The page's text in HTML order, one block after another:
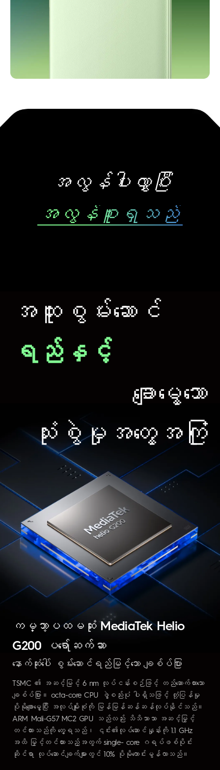
အလွန်ပါးလွှာပြီး
အလွန်စူးရှသည်
အထူးစွမ်းဆောင်
ရည်နှင့်
ချောမွေ့သော
သုံးစွဲမှုအတွေ့အကြုံ
ကမ္ဘာ့ပထမဆုံး MediaTek Helio
G200 ပရော်ဆက်ဆာ
နောက်ဆုံးပေါ် စွမ်းဆောင်ရည်မြင့်သော ချစ်ပ်ပြား
TSMC ၏ အဆင့်မြင့် 6 nm လုပ်ငန်းစဉ်ဖြင့် တည်ဆောက်ထားသော
ချစ်ပ်ပြား။ octa-core CPU ဖွဲ့စည်းပုံ ပါရှိသဖြင့် တုံ့ပြန်မှု
ပိုမိုချောမွေ့ပြီး အလုပ်မျိုးစုံကို မြန်မြန်ဆန်ဆန်လုပ်နိုင်သည်။
ARM Mali-G57 MC2 GPU သည်လည်း သိသိသာသာ အဆင့်မြှင့်
တင်ထားသည်ကို တွေ့ရသည်၊ ၎င်း၏လုပ်ဆောင်နှုန်းကို 1.1 GHz
အထိ မြှင့်တင်ထားသည့်အတွက် single- core ဂရပ်ဖစ်ပိုင်း
ဆိုင်ရာ လုပ်ဆောင်ချက်များတွင် 10% ပိုမိုကောင်းမွန်လာသည်။